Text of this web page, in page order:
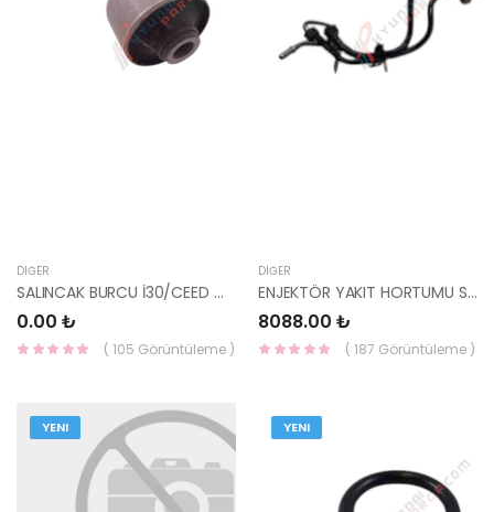
DIĞER
SALINCAK BURCU İ30/CEED ÖN BÜYÜK HMC 54584-2H000-
0.00 ₺
( 105 Görüntüleme )
DIĞER
ENJEKTÖR YAKIT HORTUMU SET TUCSON / SPORTAGE / CEED 18- 31450-2U001-HMC
8088.00 ₺
( 187 Görüntüleme )
YENI YENI